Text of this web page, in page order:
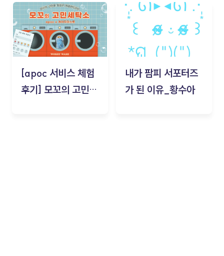
[apoc 서비스 체험
후기] 모꼬의 고민세
내가 팜피 서포터즈
가 된 이유_황수아